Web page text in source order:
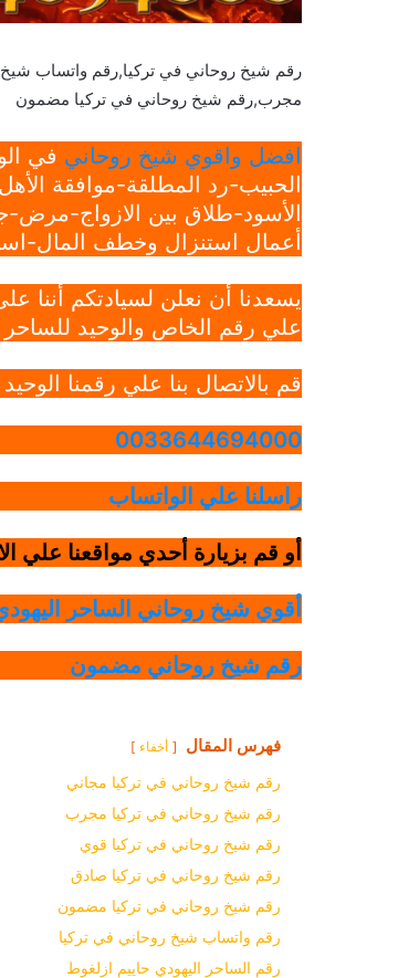
رقم شيخ روحاني في تركيا,رقم واتساب
مجرب,رقم شيخ روحاني في تركيا مضمون
افضل واقوي شيخ روحاني في
الحبيب-رد المطلقة-موافقة
الأسود-طلاق بين الازواج-
أعمال استنزال وخطف المال-
يسعدنا أن نعلن لسيادتكم أننا
علي رقم الخاص والوحيد للساحر
قم بالاتصال بنا علي رقمنا الوحيد
0033644694000
راسلنا علي الواتساب
أو قم بزيارة أحدي مواقعنا علي
أقوي شيخ روحاني الساحر
رقم شيخ روحاني مضمون
فهرس المقال أخفاء
رقم شيخ روحاني في تركيا مجاني
رقم شيخ روحاني في تركيا مجرب
رقم شيخ روحاني في تركيا قوي
رقم شيخ روحاني في تركيا صادق
رقم شيخ روحاني في تركيا مضمون
رقم واتساب شيخ روحاني في تركيا
رقم الساحر اليهودي حاييم ازلغوط